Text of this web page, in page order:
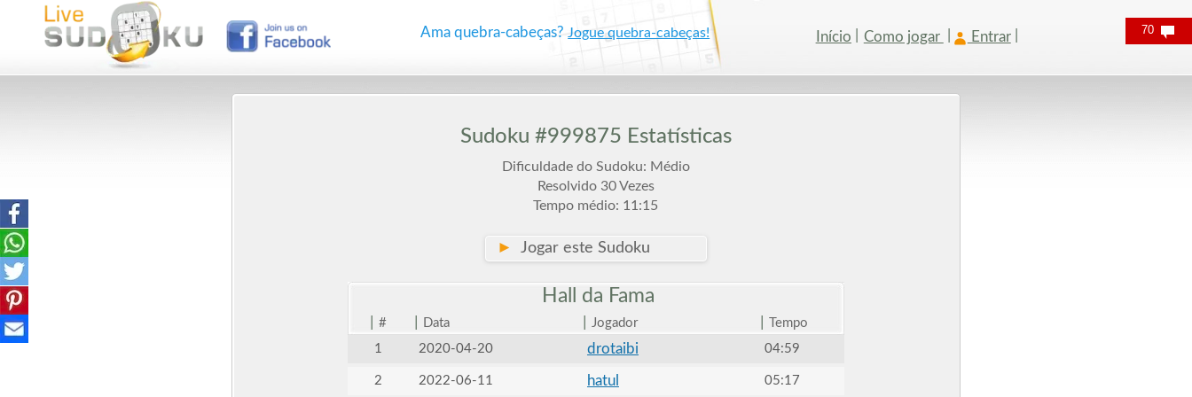
Ama quebra-cabeças? Jogue quebra-cabeças! Início Como jogar Entrar
Sudoku #999875 Estatísticas
Dificuldade do Sudoku: Médio
Resolvido 30 Vezes
Tempo médio: 11:15
► Jogar este Sudoku
Hall da Fama
# Data Jogador
Tempo
1
2020-04-20 drotaibi 04:59
2 2022-06-11 hatul 05:17
70